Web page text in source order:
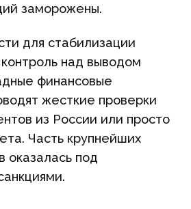
заморожены.
для стабилизации
над выводом
финансовые
жесткие проверки
из России или просто
Часть крупнейших
оказалась под